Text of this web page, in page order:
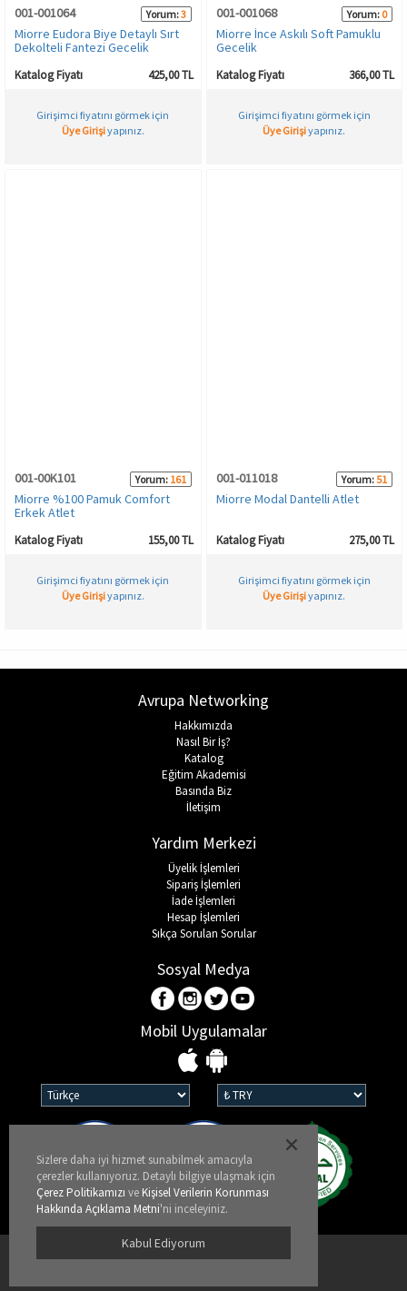
Sizlere daha iyi hizmet sunabilmek amacıyla
çerezler kullanıyoruz. Detaylı bilgiye ulaşmak için
Çerez Politikamızı ve Kişisel Verilerin Korunması
Hakkında Açıklama Metni'ni inceleyiniz.
Kabul Ediyorum
001-001064 Yorum:3
Miorre Eudora Biye Detaylı Sırt
Dekolteli Fantezi Gecelik
Katalog Fiyatı 425,00 TL
Girişimci fiyatını görmek için
Üye Girişiyapınız.
001-001068 Yorum: 0
Miorre İnce Askılı Soft Pamuklu
Gecelik
Katalog Fiyatı 366,00 TL
Girişimci fiyatını görmek için
Üye Girişiyapınız.
001-00K101 Yorum: 161
Miorre %100 Pamuk Comfort
Erkek Atlet
Katalog Fiyatı 155,00 TL
Girişimci fiyatını görmek için
Üye Girişiyapınız.
001-011018 Yorum:51
Miorre Modal Dantelli Atlet
Katalog Fiyatı 275,00 TL
Girişimci fiyatını görmek için
Üye Girişiyapınız.
Avrupa Networking
Hakkımızda
Nasıl Bir İş?
Katalog
Eğitim Akademisi
Basında Biz
İletişim
Yardım Merkezi
Üyelik İşlemleri
Sipariş İşlemleri
İade İşlemleri
Hesap İşlemleri
Sıkça Sorulan Sorular
Sosyal Medya
Mobil Uygulamalar
Kullanım Koşulları